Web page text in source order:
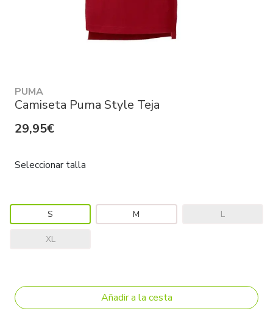
PUMA
Camiseta Puma Style Teja
29,95€
Seleccionar talla
S M L
XL